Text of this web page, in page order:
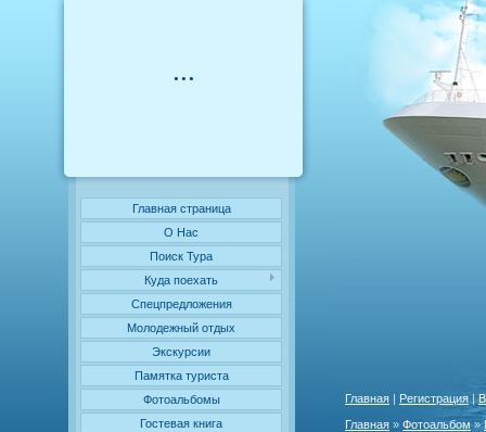
...
Главная страница
О Нас
Поиск Тура
Куда поехать
Cпецпредложения
Молодежный отдых
Экскурсии
Памятка туриста
Фотоальбомы
Гостевая книга
Главная | Регистрация |
Главная » Фотоальбом »